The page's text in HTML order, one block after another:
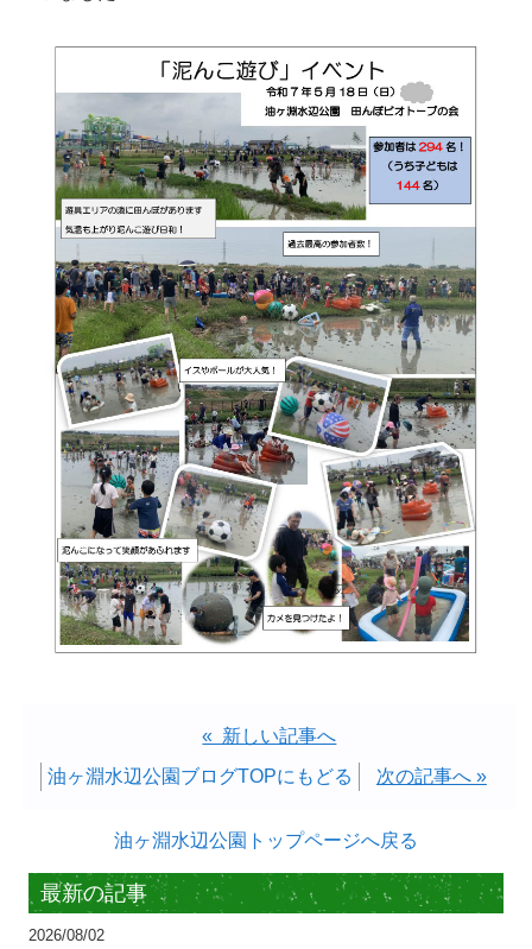
« 新しい記事へ
油ヶ淵水辺公園ブログTOPにもどる
次の記事へ »
油ヶ淵水辺公園トップページへ戻る
最新の記事
2026/08/02